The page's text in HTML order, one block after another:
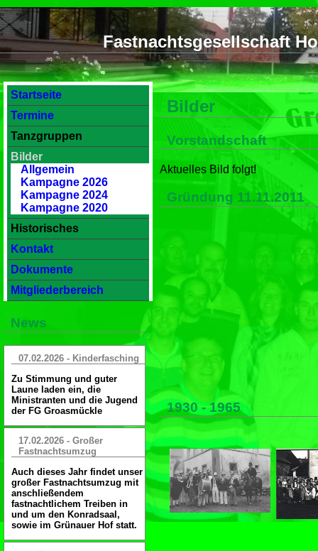
Fastnachtsgesellschaft
Startseite
Termine
Tanzgruppen
Bilder
Allgemein
Kampagne 2026
Kampagne 2024
Kampagne 2020
Historisches
Kontakt
Dokumente
Mitgliederbereich
News
07.02.2026 - Kinderfasching
Zu Stimmung und guter
Laune laden ein, die
Ministranten und die Jugend
der FG Groasmückle
17.02.2026 - Großer
Fastnachtsumzug
Auch dieses Jahr findet unser
großer Fastnachtsumzug mit
anschließendem
fastnachtlichem Treiben in
und um den Konradsaal,
sowie im Grünauer Hof statt.
Bilder
Vorstandschaft
Aktuelles Bild folgt!
Gründung 11.11.2011
1930 - 1965